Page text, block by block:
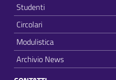
Studenti
Circolari
Modulistica
Archivio News